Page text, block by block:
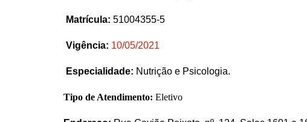
Matrícula: 51004355-5
Vigência: 10/05/2021
Especialidade: Nutrição e Psicologia.
Tipo de Atendimento: Eletivo